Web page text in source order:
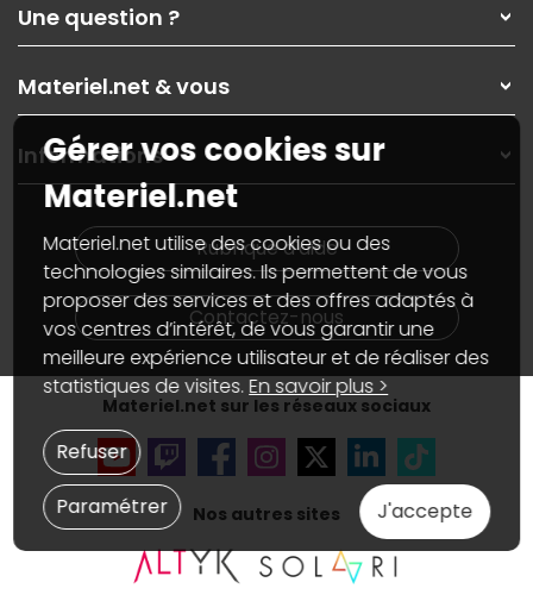
Nos services
Les magasins Materiel.net
Nos solutions pour les pros
Contactez-nous
Une question ?
Paiement, livraison
Garanties,Pack Zen
SAV, demander un retour
Informations
Guides d'achats et tutoriels
Materiel.net & vous
On répare votre PC portable
On rachète votre carte graphique
PC sur mesure : Votre RDV personnalisé
Notre démarche écologique
Materiel.net recrute
Notre programme d'affiliation
Partenariat & Sponsoring
Informations
Plan du site
Nos marques
Conditions générales de vente
Marketplace
Informations légales
Données personnellesetcookies
Gérer vos cookies
Accessibilité : non conforme
Rubrique d'aide
Contactez-nous
Materiel.net sur les réseaux sociaux
Nos autres sites
Gérer vos cookies sur
Materiel.net
Materiel.net utilise des cookies ou des
technologies similaires. Ils permettent de vous
proposer des services et des offres adaptés à
vos centres d’intérêt, de vous garantir une
meilleure expérience utilisateur et de réaliser des
statistiques de visites.En savoir plus >
J'accepte
Paramétrer
Refuser